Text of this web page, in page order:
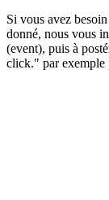
Si vous avez
donné, nous vous
(event), puis à
click." par exemple